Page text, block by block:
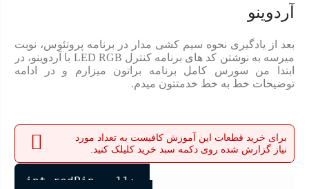
آردوینو
بعد از یادگیری نحوه سیم کشی مدار در برنامه پروتئوس، نوبت
میرسه به نوشتن کد های برنامه کنترل LED RGB با آردوینو، در
ابتدا من سورس کامل برنامه براتون میزارم و در ادامه
توضیحات خط به خط خدمتتون میدم.
برای خرید قطعات این آموزش کافیست به تعداد مورد
نیاز گزارش شده روی دکمه سبد خرید کلیلک کنید.
int redPin = 11;